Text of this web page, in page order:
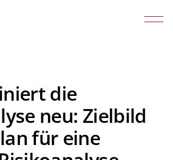
die
neu: Zielbild
für eine